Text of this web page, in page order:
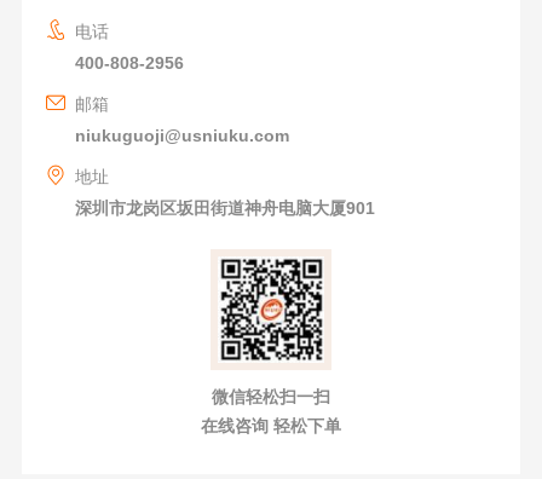
电话
400-808-2956
邮箱
niukuguoji@usniuku.com
地址
深圳市龙岗区坂田街道神舟电脑大厦901
微信轻松扫一扫
在线咨询 轻松下单